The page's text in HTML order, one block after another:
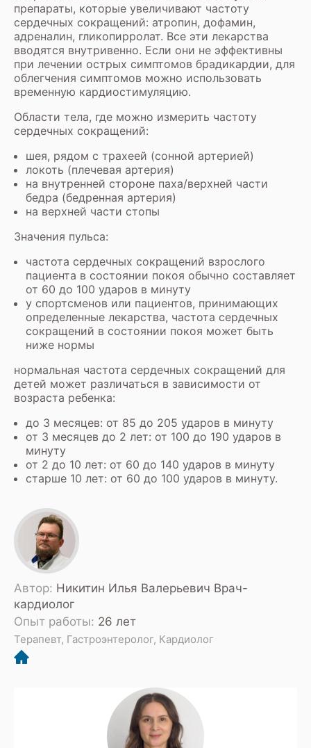
препараты, которые увеличивают частоту
сердечных сокращений: атропин, дофамин,
адреналин, гликопирролат. Все эти лекарства
вводятся внутривенно. Если они не эффективны
при лечении острых симптомов брадикардии, для
облегчения симптомов можно использовать
временную кардиостимуляцию.
Области тела, где можно измерить частоту
сердечных сокращений:
шея, рядом с трахеей (сонной артерией)
локоть (плечевая артерия)
на внутренней стороне паха/верхней части
бедра (бедренная артерия)
на верхней части стопы
Значения пульса:
частота сердечных сокращений взрослого
пациента в состоянии покоя обычно составляет
от 60 до 100 ударов в минуту
у спортсменов или пациентов, принимающих
определенные лекарства, частота сердечных
сокращений в состоянии покоя может быть
ниже нормы
нормальная частота сердечных сокращений для
детей может различаться в зависимости от
возраста ребенка:
до 3 месяцев: от 85 до 205 ударов в минуту
от 3 месяцев до 2 лет: от 100 до 190 ударов в
минуту
от 2 до 10 лет: от 60 до 140 ударов в минуту
старше 10 лет: от 60 до 100 ударов в минуту.
Автор: Никитин Илья Валерьевич Врач-
кардиолог
Опыт работы: 26 лет
Терапевт, Гастроэнтеролог, Кардиолог